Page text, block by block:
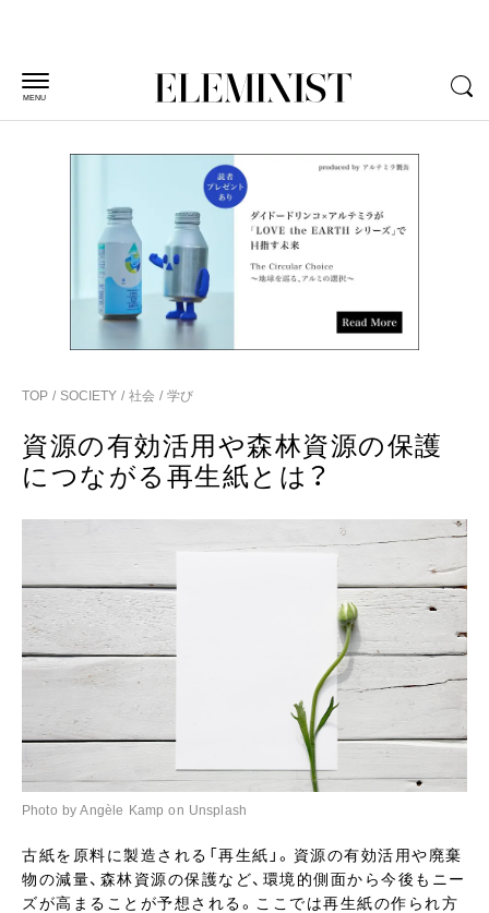
MENU
TOP SOCIETY 社会 学び
資源の有効活用や森林資源の保護
につながる再生紙とは？
Photo by Angèle Kamp on Unsplash
古紙を原料に製造される「再生紙」。資源の有効活用や廃棄
物の減量、森林資源の保護など、環境的側面から今後もニー
ズが高まることが予想される。ここでは再生紙の作られ方